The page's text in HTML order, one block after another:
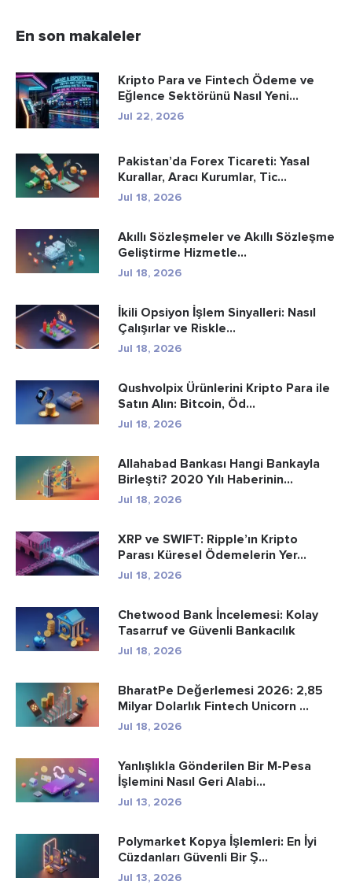
En son makaleler
Kripto Para ve Fintech Ödeme ve
Eğlence Sektörünü Nasıl Yeni...
Jul 22, 2026
Pakistan’da Forex Ticareti: Yasal
Kurallar, Aracı Kurumlar, Tic...
Jul 18, 2026
Akıllı Sözleşmeler ve Akıllı Sözleşme
Geliştirme Hizmetle...
Jul 18, 2026
İkili Opsiyon İşlem Sinyalleri: Nasıl
Çalışırlar ve Riskle...
Jul 18, 2026
Qushvolpix Ürünlerini Kripto Para ile
Satın Alın: Bitcoin, Öd...
Jul 18, 2026
Allahabad Bankası Hangi Bankayla
Birleşti? 2020 Yılı Haberinin...
Jul 18, 2026
XRP ve SWIFT: Ripple’ın Kripto
Parası Küresel Ödemelerin Yer...
Jul 18, 2026
Chetwood Bank İncelemesi: Kolay
Tasarruf ve Güvenli Bankacılık
Jul 18, 2026
BharatPe Değerlemesi 2026: 2,85
Milyar Dolarlık Fintech Unicorn ...
Jul 18, 2026
Yanlışlıkla Gönderilen Bir M-Pesa
İşlemini Nasıl Geri Alabi...
Jul 13, 2026
Polymarket Kopya İşlemleri: En İyi
Cüzdanları Güvenli Bir Ş...
Jul 13, 2026